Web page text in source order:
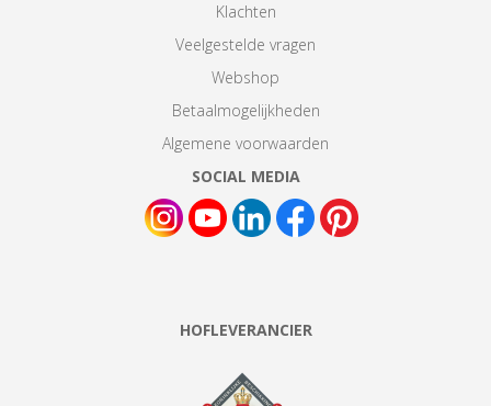
Klachten
Veelgestelde vragen
Webshop
Betaalmogelijkheden
Algemene voorwaarden
SOCIAL MEDIA
HOFLEVERANCIER